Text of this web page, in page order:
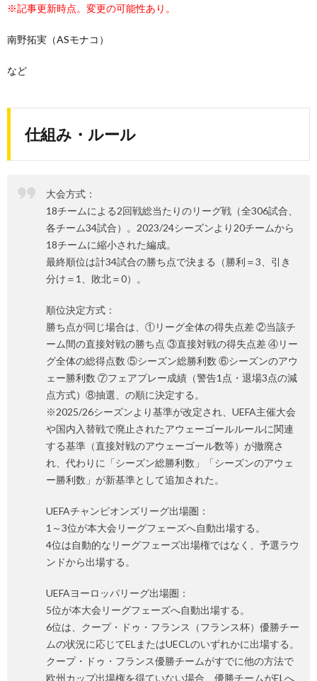
※記事更新時点。変更の可能性あり。
南野拓実（ASモナコ）
など
仕組み・ルール
大会方式：
18チームによる2回戦総当たりのリーグ戦（全306試合、
各チーム34試合）。2023/24シーズンより20チームから
18チームに縮小された編成。
最終順位は計34試合の勝ち点で決まる（勝利＝3、引き
分け＝1、敗北＝0）。
順位決定方式：
勝ち点が同じ場合は、①リーグ全体の得失点差 ②当該チ
ーム間の直接対戦の勝ち点 ③直接対戦の得失点差 ④リー
グ全体の総得点数 ⑤シーズン総勝利数 ⑥シーズンのアウ
ェー勝利数 ⑦フェアプレー成績（警告1点・退場3点の減
点方式）⑧抽選、の順に決定する。
※2025/26シーズンより基準が改定され、UEFA主催大会
や国内入替戦で廃止されたアウェーゴールルールに関連
する基準（直接対戦のアウェーゴール数等）が撤廃さ
れ、代わりに「シーズン総勝利数」「シーズンのアウェ
ー勝利数」が新基準として追加された。
UEFAチャンピオンズリーグ出場圏：
1～3位が本大会リーグフェーズへ自動出場する。
4位は自動的なリーグフェーズ出場権ではなく、予選ラウ
ンドから出場する。
UEFAヨーロッパリーグ出場圏：
5位が本大会リーグフェーズへ自動出場する。
6位は、クープ・ドゥ・フランス（フランス杯）優勝チー
ムの状況に応じてELまたはUECLのいずれかに出場する。
クープ・ドゥ・フランス優勝チームがすでに他の方法で
欧州カップ出場権を得ていない場合、優勝チームがELへ